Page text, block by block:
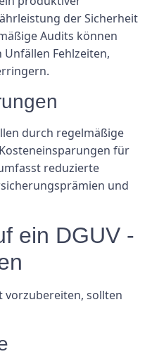
der Sicherheit
Audits können
Fehlzeiten,
durch regelmäßige
für
reduzierte
und
ein DGUV -
vorzubereiten, sollten